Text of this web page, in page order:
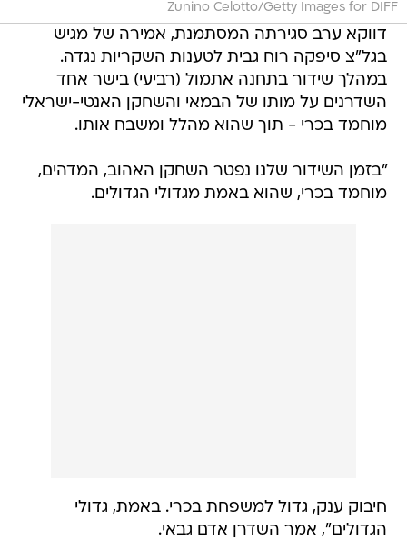
Zunino Celotto/Getty Images for DIFF
דווקא ערב סגירתה המסתמנת, אמירה של מגיש
בגל"צ סיפקה רוח גבית לטענות השקריות נגדה.
במהלך שידור בתחנה אתמול (רביעי) בישר אחד
השדרנים על מותו של הבמאי והשחקן האנטי-ישראלי
מוחמד בכרי - תוך שהוא מהלל ומשבח אותו.
"בזמן השידור שלנו נפטר השחקן האהוב, המדהים,
מוחמד בכרי, שהוא באמת מגדולי הגדולים.
חיבוק ענק, גדול למשפחת בכרי. באמת, גדולי
הגדולים", אמר השדרן אדם גבאי.